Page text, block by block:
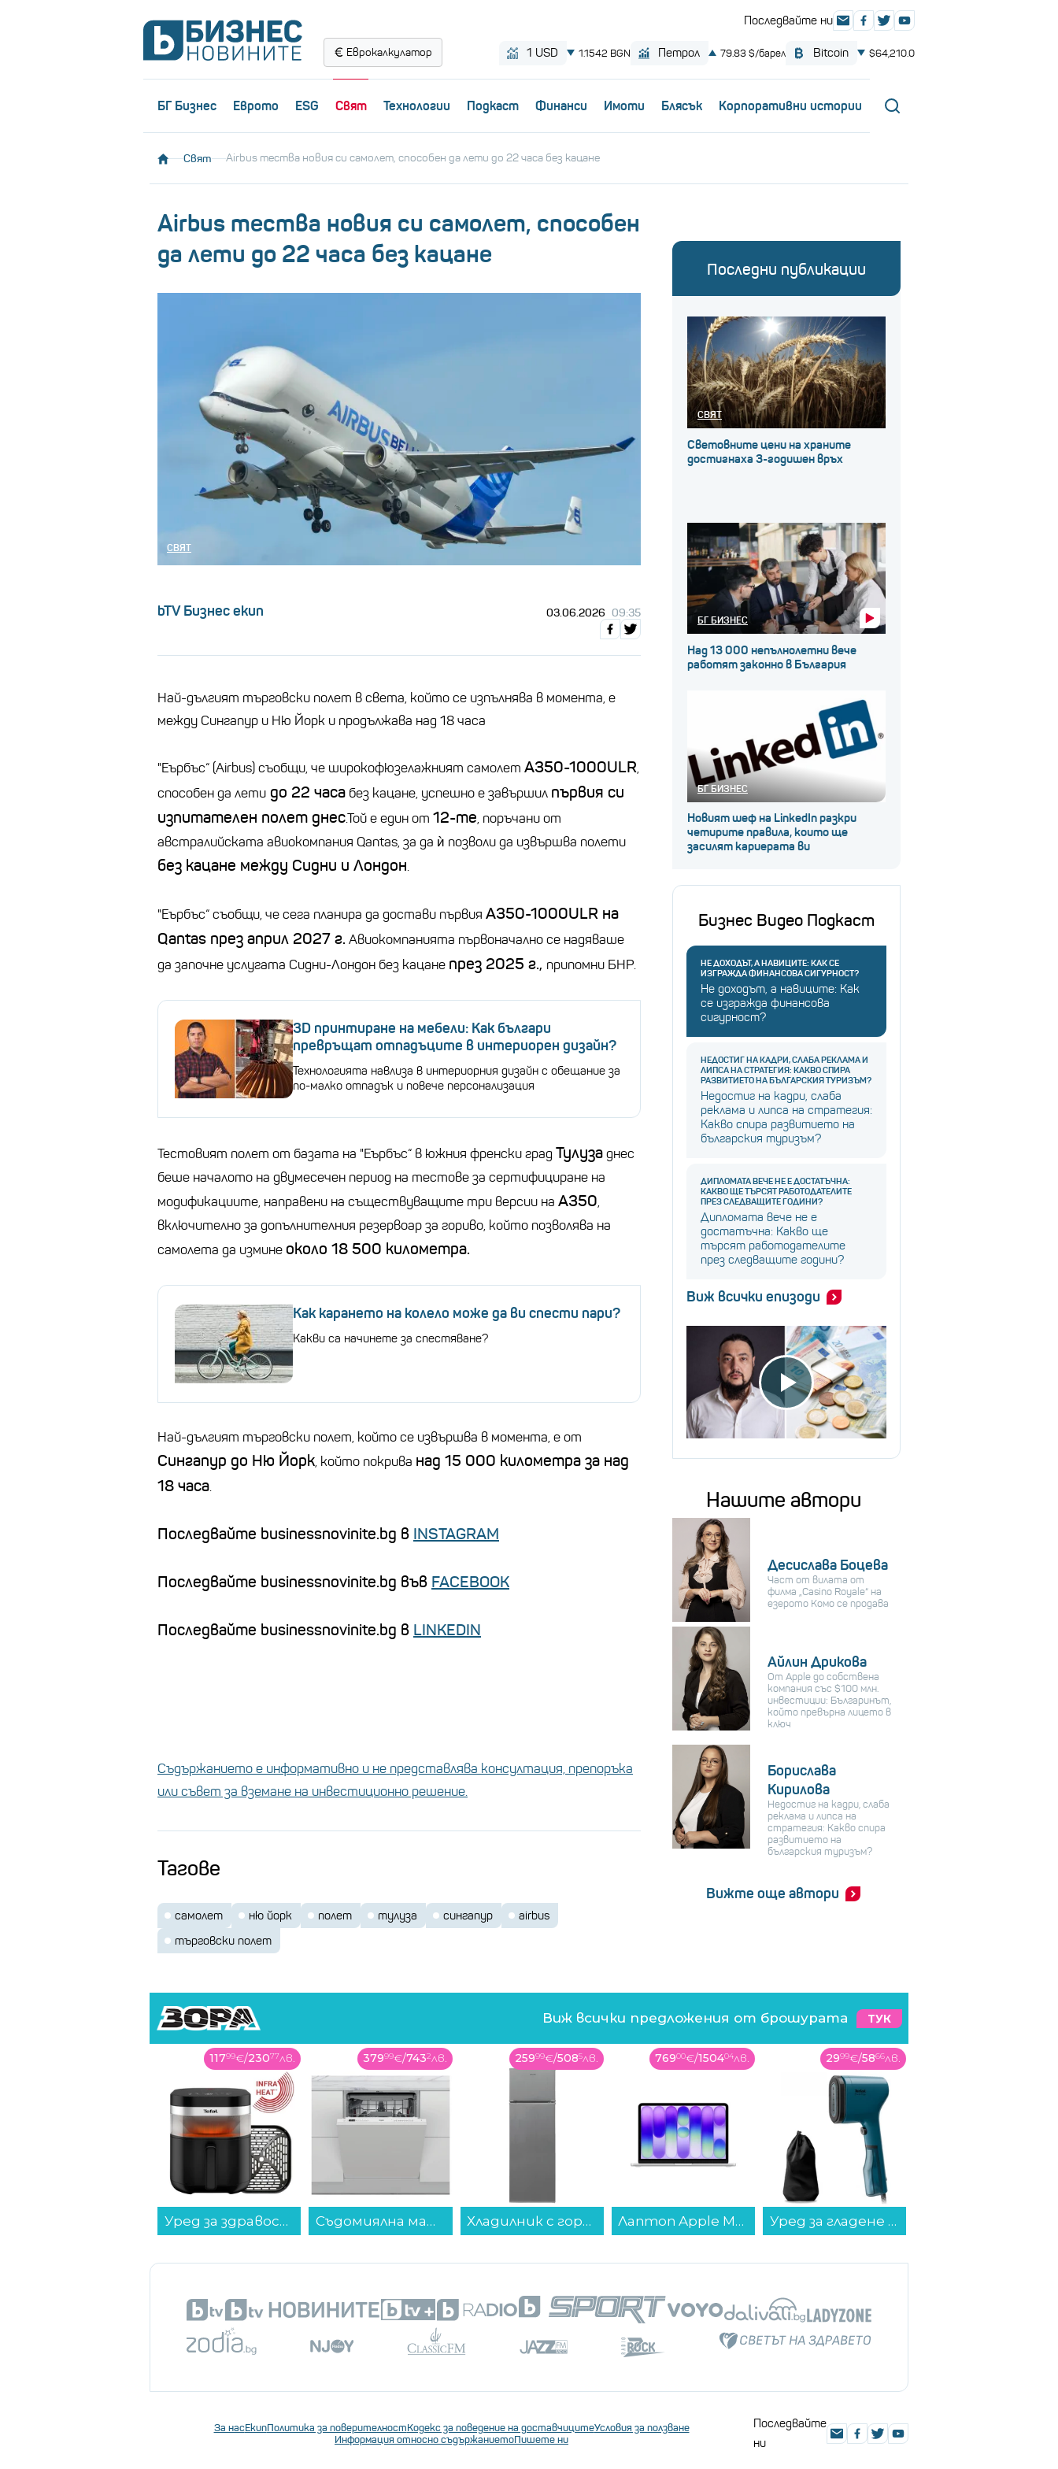
Еврокалкулатор
БГ Бизнес Еврото ESG Свят Технологии Пoдкаст Финанси Имоти Блясък Корпоративни истории
Свят Airbus тества новия си самолет, способен да лети до 22 часа без кацане
Airbus тества новия си самолет, способен
да лети до 22 часа без кацане
СВЯТ
bTV Бизнес екип 03.06.2026 09:35
Най-дългият търговски полет в света, който се изпълнява в момента, е
между Сингапур и Ню Йорк и продължава над 18 часа
"Еърбъс“ (Airbus) съобщи, че широкофюзелажният самолет A350-1000ULR,
способен да лети до 22 часа без кацане, успешно е завършил първия си
изпитателен полет днес.Той е един от 12-те, поръчани от
австралийската авиокомпания Qantas, за да ѝ позволи да извършва полети
без кацане между Сидни и Лондон.
"Еърбъс“ съобщи, че сега планира да достави първия A350-1000ULR на
Qantas през април 2027 г. Авиокомпанията първоначално се надяваше
да започне услугата Сидни-Лондон без кацане през 2025 г., припомни БНР.
3D принтиране на мебели: Как българи
превръщат отпадъците в интериорен дизайн?
Технологията навлиза в интериорния дизайн с обещание за
по-малко отпадък и повече персонализация
Тестовият полет от базата на "Еърбъс“ в южния френски град Тулузаднес
беше началото на двумесечен период на тестове за сертифициране на
модификациите, направени на съществуващите три версии на A350,
включително за допълнителния резервоар за гориво, който позволява на
самолета да измине около 18 500 километра.
Как карането на колело може да ви спести пари?
Какви са начинете за спестяване?
Най-дългият търговски полет, който се извършва в момента, е от
Сингапур до Ню Йорк, който покрива над 15 000 километра за над
18 часа.
Последвайте businessnovinite.bg в INSTAGRAM
Последвайте businessnovinite.bg във FACEBOOK
Последвайте businessnovinite.bg в LINKEDIN
Съдържанието е информативно и не представлява консултация, препоръка
или съвет за вземане на инвестиционно решение.
Тагове
самолет ню йорк полет тулуза сингапур
airbus
търговски полет
Последни публикации
СВЯТ
Световните цени на храните
достигнаха 3-годишен връх
БГ БИЗНЕС
Над 13 000 непълнолетни вече
работят законно в България
БГ БИЗНЕС
Новият шеф на LinkedIn разкри
четирите правила, които ще
засилят кариерата ви
Бизнес Видео Подкаст
НЕ ДОХОДЪТ, А НАВИЦИТЕ: КАК СЕ
ИЗГРАЖДА ФИНАНСОВА СИГУРНОСТ?
Не доходът, а навиците: Как
се изгражда финансова
сигурност?
НЕДОСТИГ НА КАДРИ, СЛАБА РЕКЛАМА И
ЛИПСА НА СТРАТЕГИЯ: КАКВО СПИРА
РАЗВИТИЕТО НА БЪЛГАРСКИЯ ТУРИЗЪМ?
Недостиг на кадри, слаба
реклама и липса на стратегия:
Какво спира развитието на
българския туризъм?
ДИПЛОМАТА ВЕЧЕ НЕ Е ДОСТАТЪЧНА:
КАКВО ЩЕ ТЪРСЯТ РАБОТОДАТЕЛИТЕ
ПРЕЗ СЛЕДВАЩИТЕ ГОДИНИ?
Дипломата вече не е
достатъчна: Какво ще
търсят работодателите
през следващите години?
Виж всички епизоди
Нашите автори
Десислава Боцева
Част от вилата от
филма „Casino Royale“ на
езерото Комо се продава
Айлин Дрикова
От Apple до собствена
компания със $100 млн.
инвестиции: Българинът,
който превърна лицето в
ключ
Борислава
Кирилова
Недостиг на кадри, слаба
реклама и липса на
стратегия: Какво спира
развитието на
българския туризъм?
Вижте още автори
Виж всички предложения от брошурата ТУК
11799€/23077лв.
Уред за здравословно готвене Tefal EY8328E0 Easy Fry Infrared...
37999€/7432лв.
Съдомиялна машина за вграждане Whirlpool WH4IFC14BN6 , 14 комплекта, C...
25999€/5085лв.
Хладилник с горна камера Finlux FXRA 28350 IXE , 243 l, E , Инокс , Статична...
76900€/150404лв.
Лаптоп Apple MacBook Neo 13" 256GB Silver mhfa4 , 13.00 , 256 , 8 , Apple A18 Pro 5 Core GPU , Apple A18 Pro 6 Core , Mac OS...
2999€/5866лв.
Уред за гладене с пара Tefal DT2020E1...
За насЕкипПолитика за поверителностКодекс за поведение на доставчицитеУсловия за ползване
Информация относно съдържаниетоПишете ни
Последвайте
ни